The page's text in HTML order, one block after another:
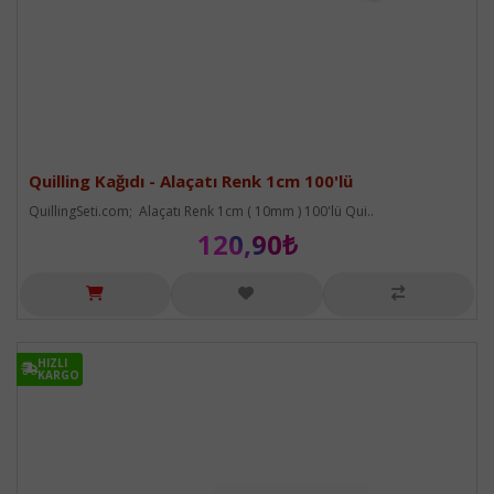
Quilling Kağıdı - Alaçatı Renk 1cm 100'lü
QuillingSeti.com; Alaçatı Renk 1cm ( 10mm ) 100'lü Qui..
120,90₺
HIZLI
KARGO
HIZLI
KARGO